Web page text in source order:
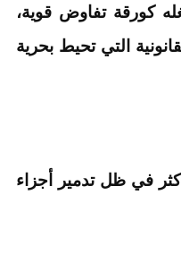
كورقة تفاوض قوية،
التي تحيط بحرية
في ظل تدمير أجزاء